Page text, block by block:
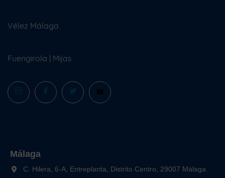
Vélez Málaga
Fuengirola | Mijas
Málaga
C. Hilera, 6-A, Entreplanta, Distrito Centro, 29007 Málaga